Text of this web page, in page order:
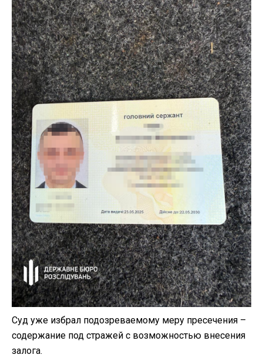
Суд уже избрал подозреваемому меру пресечения –
содержание под стражей с возможностью внесения
залога.